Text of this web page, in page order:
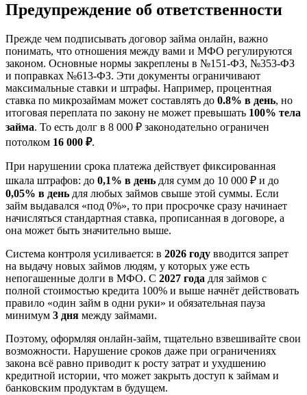
Предупреждение об ответственности
Прежде чем подписывать договор займа онлайн, важно
понимать, что отношения между вами и МФО регулируются
законом. Основные нормы закреплены в №151-ФЗ, №353-ФЗ
и поправках №613-ФЗ. Эти документы ограничивают
максимальные ставки и штрафы. Например, процентная
ставка по микрозаймам может составлять до 0.8% в день, но
итоговая переплата по закону не может превышать 100% тела
займа. То есть долг в 8 000 ₽ законодательно ограничен
потолком 16 000 ₽.
При нарушении срока платежа действует фиксированная
шкала штрафов: до 0,1% в день для сумм до 10 000 ₽ и до
0,05% в день для любых займов свыше этой суммы. Если
займ выдавался «под 0%», то при просрочке сразу начинает
начисляться стандартная ставка, прописанная в договоре, а
она может быть значительно выше.
Система контроля усиливается: в 2026 году вводится запрет
на выдачу новых займов людям, у которых уже есть
непогашенные долги в МФО. С 2027 года для займов с
полной стоимостью кредита 100% и выше начнёт действовать
правило «один займ в одни руки» и обязательная пауза
минимум 3 дня между займами.
Поэтому, оформляя онлайн-займ, тщательно взвешивайте свои
возможности. Нарушение сроков даже при ограничениях
закона всё равно приводит к росту затрат и ухудшению
кредитной истории, что может закрыть доступ к займам и
банковским продуктам в будущем.